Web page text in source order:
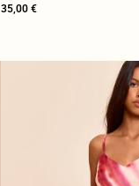
35,00 €